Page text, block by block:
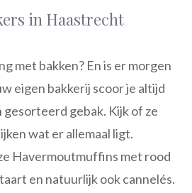
in Haastrecht
met bakken? En is er morgen
eigen bakkerij scoor je altijd
gebak. Kijk of ze
wat er allemaal ligt.
Havermoutmuffins met rood
en natuurlijk ook cannelés.